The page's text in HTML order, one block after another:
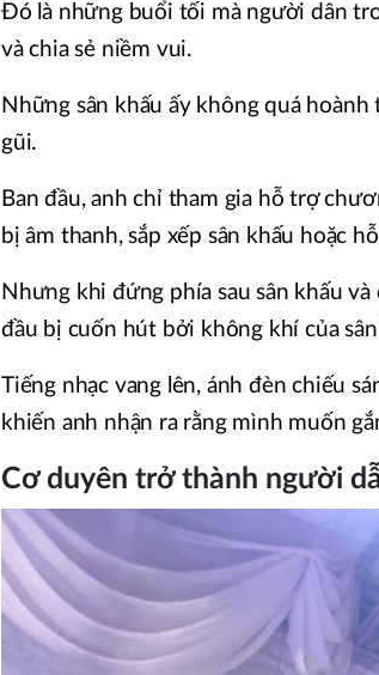
Đó là những buổi tối mà người dân
và chia sẻ niềm vui.
Những sân khấu ấy không quá
gũi.
Ban đầu, anh chỉ tham gia hỗ trợ
bị âm thanh, sắp xếp sân khấu hoặc
Nhưng khi đứng phía sau sân khấu
đầu bị cuốn hút bởi không khí của
Tiếng nhạc vang lên, ánh đèn chiếu
khiến anh nhận ra rằng mình muốn
Cơ duyên trở thành người